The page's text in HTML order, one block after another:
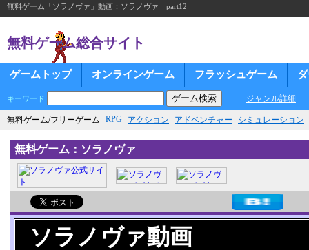
無料ゲーム「ソラノヴァ」動画：ソラノヴァ part12
無料ゲーム総合サイト
ゲームトップ オンラインゲーム フラッシュゲーム
キーワード ジャンル詳細
無料ゲーム/フリーゲーム RPG アクション アドベンチャー シミュレーション
無料ゲーム：ソラノヴァ
ソラノヴァ動画